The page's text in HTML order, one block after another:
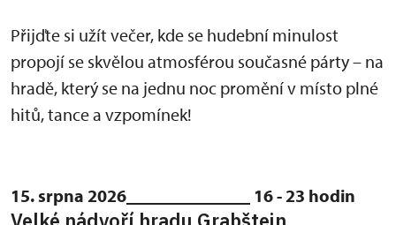
Přijďte si užít večer, kde se hudební minulost
propojí se skvělou atmosférou současné párty – na
hradě, který se na jednu noc promění v místo plné
hitů, tance a vzpomínek!
15. srpna 2026______________ 16 - 23 hodin